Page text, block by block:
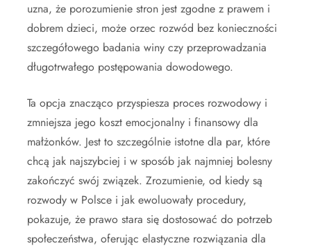
uzna, że porozumienie stron jest zgodne z prawem i
dobrem dzieci, może orzec rozwód bez konieczności
szczegółowego badania winy czy przeprowadzania
długotrwałego postępowania dowodowego.
Ta opcja znacząco przyspiesza proces rozwodowy i
zmniejsza jego koszt emocjonalny i finansowy dla
małżonków. Jest to szczególnie istotne dla par, które
chcą jak najszybciej i w sposób jak najmniej bolesny
zakończyć swój związek. Zrozumienie, od kiedy są
rozwody w Polsce i jak ewoluowały procedury,
pokazuje, że prawo stara się dostosować do potrzeb
społeczeństwa, oferując elastyczne rozwiązania dla